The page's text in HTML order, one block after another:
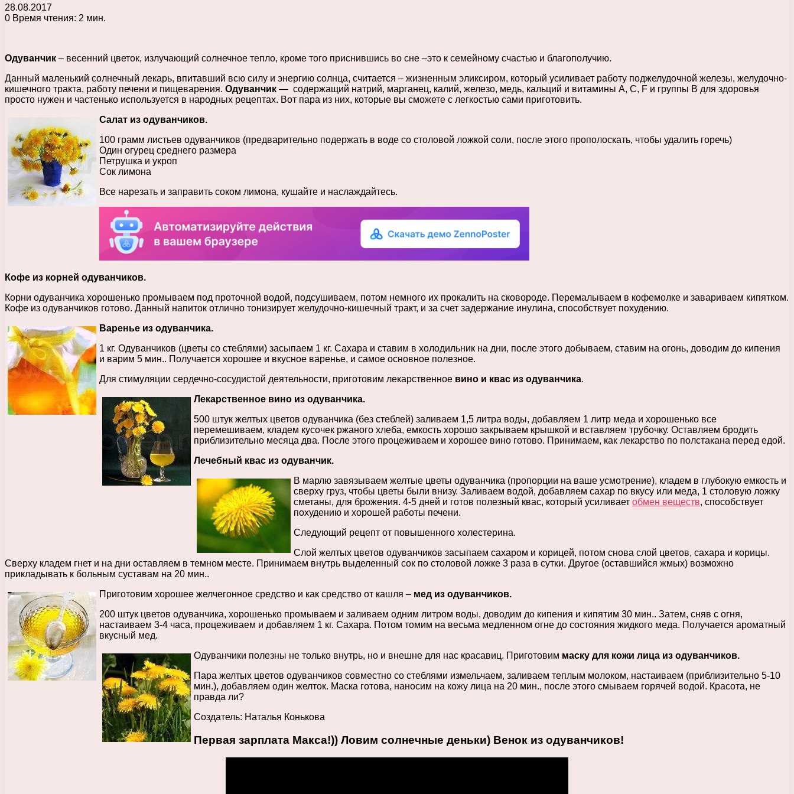
28.08.2017
0 Время чтения: 2 мин.
Одуванчик – весенний цветок, излучающий солнечное тепло, кроме того приснившись во сне –это к семейному счастью и благополучию.
Данный маленький солнечный лекарь, впитавший всю силу и энергию солнца, считается – жизненным эликсиром, который усиливает работу поджелудочной железы, желудочно-
кишечного тракта, работу печени и пищеварения. Одуванчик — содержащий натрий, марганец, калий, железо, медь, кальций и витамины A, C, F и группы B для здоровья
просто нужен и частенько используется в народных рецептах. Вот пара из них, которые вы сможете с легкостью сами приготовить.
Салат из одуванчиков.
100 грамм листьев одуванчиков (предварительно подержать в воде со столовой ложкой соли, после этого прополоскать, чтобы удалить горечь)
Один огурец среднего размера
Петрушка и укроп
Сок лимона
Все нарезать и заправить соком лимона, кушайте и наслаждайтесь.
Кофе из корней одуванчиков.
Корни одуванчика хорошенько промываем под проточной водой, подсушиваем, потом немного их прокалить на сковороде. Перемалываем в кофемолке и завариваем кипятком.
Кофе из одуванчиков готово. Данный напиток отлично тонизирует желудочно-кишечный тракт, и за счет задержание инулина, способствует похудению.
Варенье из одуванчика.
1 кг. Одуванчиков (цветы со стеблями) засыпаем 1 кг. Сахара и ставим в холодильник на дни, после этого добываем, ставим на огонь, доводим до кипения
и варим 5 мин.. Получается хорошее и вкусное варенье, и самое основное полезное.
Для стимуляции сердечно-сосудистой деятельности, приготовим лекарственное вино и квас из одуванчика.
Лекарственное вино из одуванчика.
500 штук желтых цветов одуванчика (без стеблей) заливаем 1,5 литра воды, добавляем 1 литр меда и хорошенько все
перемешиваем, кладем кусочек ржаного хлеба, емкость хорошо закрываем крышкой и вставляем трубочку. Оставляем бродить
приблизительно месяца два. После этого процеживаем и хорошее вино готово. Принимаем, как лекарство по полстакана перед едой.
Лечебный квас из одуванчик.
В марлю завязываем желтые цветы одуванчика (пропорции на ваше усмотрение), кладем в глубокую емкость и
сверху груз, чтобы цветы были внизу. Заливаем водой, добавляем сахар по вкусу или меда, 1 столовую ложку
сметаны, для брожения. 4-5 дней и готов полезный квас, который усиливает обмен веществ, способствует
похудению и хорошей работы печени.
Следующий рецепт от повышенного холестерина.
Слой желтых цветов одуванчиков засыпаем сахаром и корицей, потом снова слой цветов, сахара и корицы.
Сверху кладем гнет и на дни оставляем в темном месте. Принимаем внутрь выделенный сок по столовой ложке 3 раза в сутки. Другое (оставшийся жмых) возможно
прикладывать к больным суставам на 20 мин..
Приготовим хорошее желчегонное средство и как средство от кашля – мед из одуванчиков.
200 штук цветов одуванчика, хорошенько промываем и заливаем одним литром воды, доводим до кипения и кипятим 30 мин.. Затем, сняв с огня,
настаиваем 3-4 часа, процеживаем и добавляем 1 кг. Сахара. Потом томим на весьма медленном огне до состояния жидкого меда. Получается ароматный
вкусный мед.
Одуванчики полезны не только внутрь, но и внешне для нас красавиц. Приготовим маску для кожи лица из одуванчиков.
Пара желтых цветов одуванчиков совместно со стеблями измельчаем, заливаем теплым молоком, настаиваем (приблизительно 5-10
мин.), добавляем один желток. Маска готова, наносим на кожу лица на 20 мин., после этого смываем горячей водой. Красота, не
правда ли?
Создатель: Наталья Конькова
Первая зарплата Макса!)) Ловим солнечные деньки) Венок из одуванчиков!